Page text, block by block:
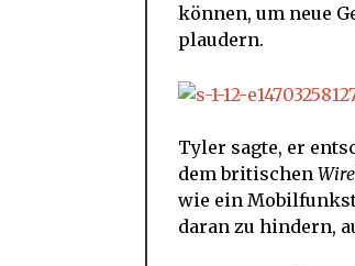
können, um neue
plaudern.
Tyler sagte, er
dem britischen
wie ein
daran zu hindern,